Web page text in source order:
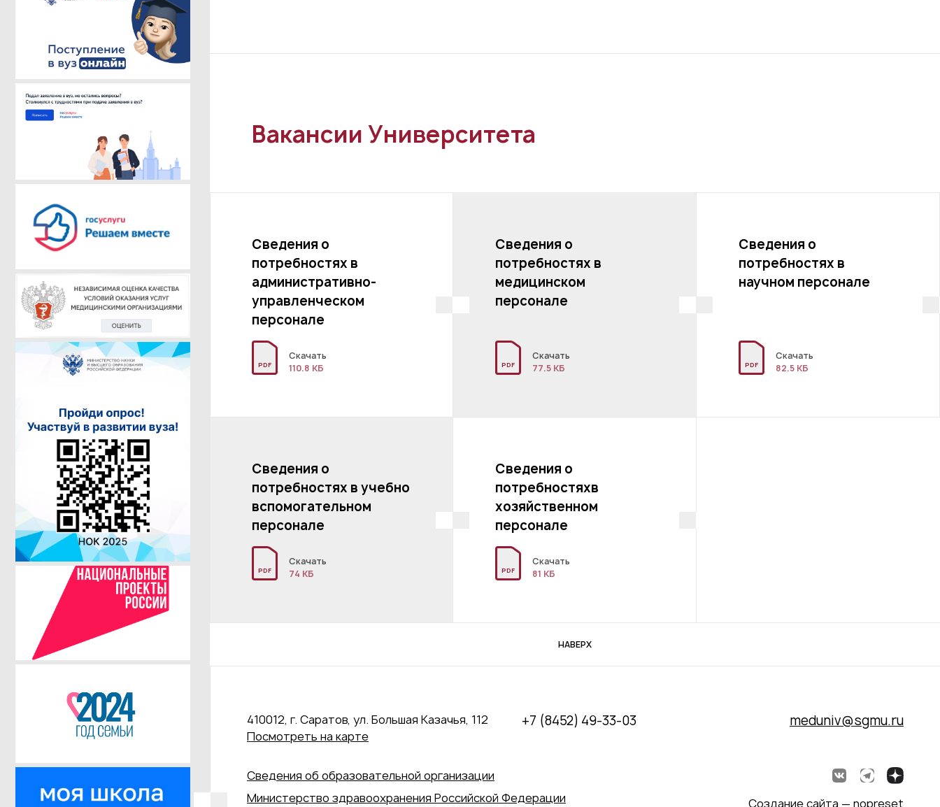
Вакансии Университета
Сведения о
потребностях в
административно-
управленческом
персонале
PDF
Скачать
110.8 КБ
Сведения о
потребностях в
медицинском
персонале
PDF
Скачать
77.5 КБ
Сведения о
потребностях в
научном персонале
PDF
Скачать
82.5 КБ
Сведения о
потребностях в учебно
вспомогательном
персонале
PDF
Скачать
74 КБ
Сведения о
потребностяхв
хозяйственном
персонале
PDF
Скачать
81 КБ
НАВЕРХ
410012, г. Саратов, ул. Большая Казачья, 112
Посмотреть на карте
+7 (8452) 49-33-03 meduniv@sgmu.ru
Сведения об образовательной организации
Министерство здравоохранения Российской Федерации
Создание сайта — nopreset